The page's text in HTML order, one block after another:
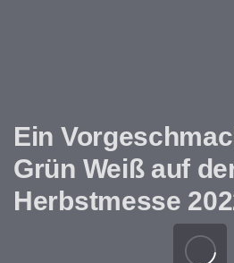
Ein
Grün Weiß auf
Herbstmesse